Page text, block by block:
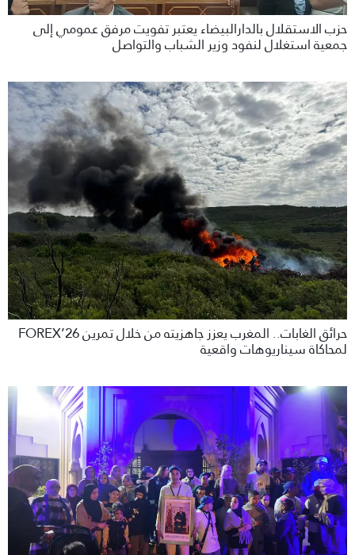
حزب الاستقلال بالدارالبيضاء يعتبر تفويت مرفق عمومي إلى
جمعية استغلال لنفود وزير الشباب والتواصل
حرائق الغابات.. المغرب يعزز جاهزيته من خلال تمرين FOREX’26
لمحاكاة سيناريوهات واقعية